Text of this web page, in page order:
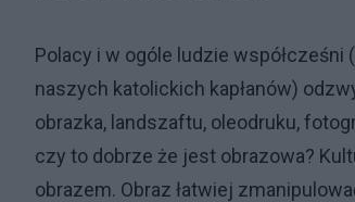
Polacy i w ogóle ludzie współcześni
naszych katolickich kapłanów)
obrazka, landszaftu, oleodruku,
czy to dobrze że jest obrazowa?
obrazem. Obraz łatwiej